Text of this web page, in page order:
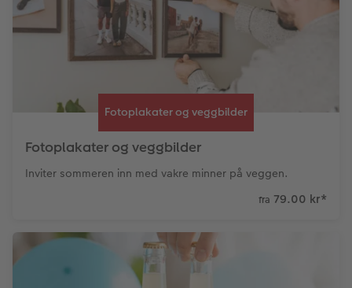
Fotoplakater og veggbilder
Fotoplakater og veggbilder
Inviter sommeren inn med vakre minner på veggen.
fra 79.00 kr*